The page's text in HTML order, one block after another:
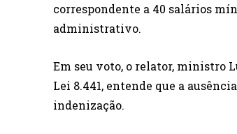
correspondente a 40 salários
administrativo.
Em seu voto, o relator, ministro
Lei 8.441, entende que a
indenização.